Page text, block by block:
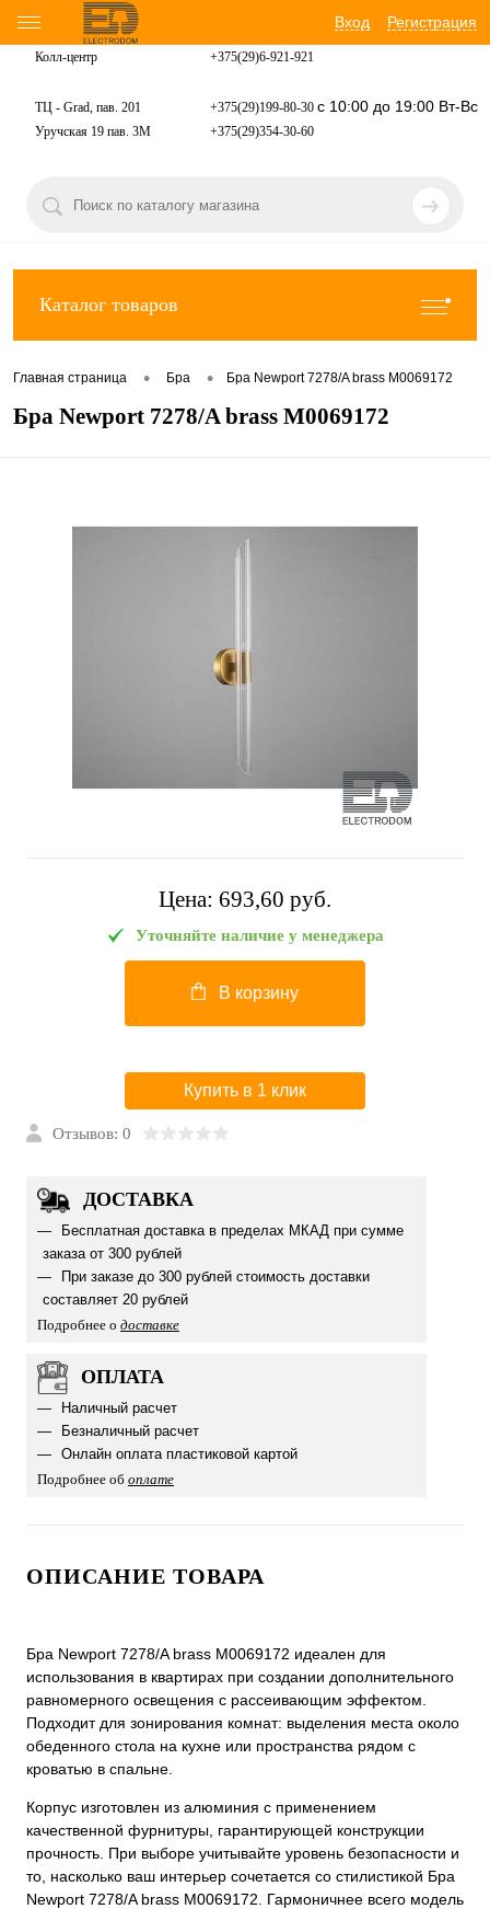
Вход Регистрация
Колл-центр +375(29)6-921-921
ТЦ - Grad, пав. 201 +375(29)199-80-30 с 10:00 до 19:00 Вт-Вс
Уручская 19 пав. 3М +375(29)354-30-60
Каталог товаров
Главная страница • Бра • Бра Newport 7278/A brass М0069172
Бра Newport 7278/A brass М0069172
Цена: 693,60 pуб.
Уточняйте наличие у менеджера
В корзину
Купить в 1 клик
Отзывов: 0
ДОСТАВКА
Бесплатная доставка в пределах МКАД при сумме
заказа от 300 рублей
При заказе до 300 рублей стоимость доставки
составляет 20 рублей
Подробнее о доставке
ОПЛАТА
Наличный расчет
Безналичный расчет
Онлайн оплата пластиковой картой
Подробнее об оплате
ОПИСАНИЕ ТОВАРА
Бра Newport 7278/A brass М0069172 идеален для
использования в квартирах при создании дополнительного
равномерного освещения с рассеивающим эффектом.
Подходит для зонирования комнат: выделения места около
обеденного стола на кухне или пространства рядом с
кроватью в спальне.
Корпус изготовлен из алюминия с применением
качественной фурнитуры, гарантирующей конструкции
прочность. При выборе учитывайте уровень безопасности и
то, насколько ваш интерьер сочетается со стилистикой Бра
Newport 7278/A brass М0069172. Гармоничнее всего модель